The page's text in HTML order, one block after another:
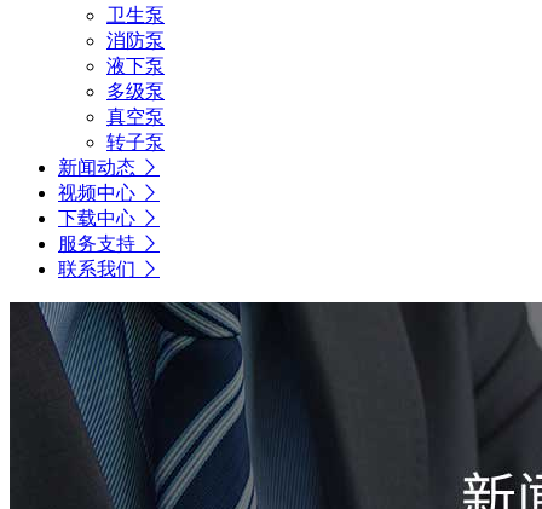
卫生泵
消防泵
液下泵
多级泵
真空泵
转子泵
新闻动态
视频中心
下载中心
服务支持
联系我们